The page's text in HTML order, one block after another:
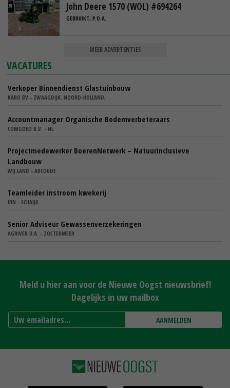
John Deere 1570 (WOL) #694264
GEBRUIKT, P.O.A.
MEER ADVERTENTIES
VACATURES
Verkoper Binnendienst Glastuinbouw
KARO BV - ZWAAGDIJK, NOORD-HOLLAND,
Accountmanager Organische Bodemverbeteraars
COMGOED B.V. - NL
Projectmedewerker BoerenNetwerk – Natuurinclusieve
Landbouw
WIJ.LAND - ABCOUDE
Teamleider instroom kwekerij
IBN - SCHAIJK
Senior Adviseur Gewassenverzekeringen
AGRIVER U.A. - ZOETERMEER
Meld u hier aan voor de Nieuwe Oogst nieuwsbrief!
Dagelijks in uw mailbox
AANMELDEN